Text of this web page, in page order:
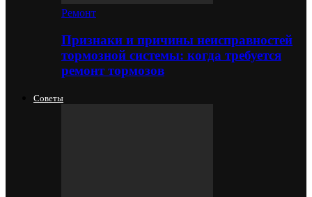
Ремонт
Признаки и причины неисправностей
тормозной системы: когда требуется
ремонт тормозов
Советы